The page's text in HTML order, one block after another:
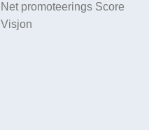
Net promoteerings Score
Visjon